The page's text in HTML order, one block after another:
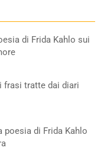
di Frida Kahlo sui
frasi tratte dai diari
poesia di Frida Kahlo